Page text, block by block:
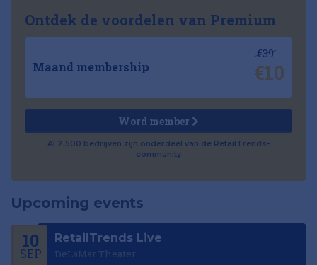
Ontdek de voordelen van Premium
Maand membership
€39
€10
Word member
Al 2.500 bedrijven zijn onderdeel van de RetailTrends-
community
Upcoming events
10
SEP
RetailTrends Live
DeLaMar Theater